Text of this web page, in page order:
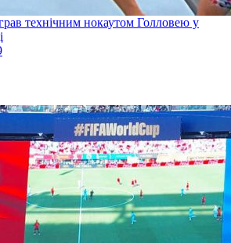
технічним нокаутом Голловею у